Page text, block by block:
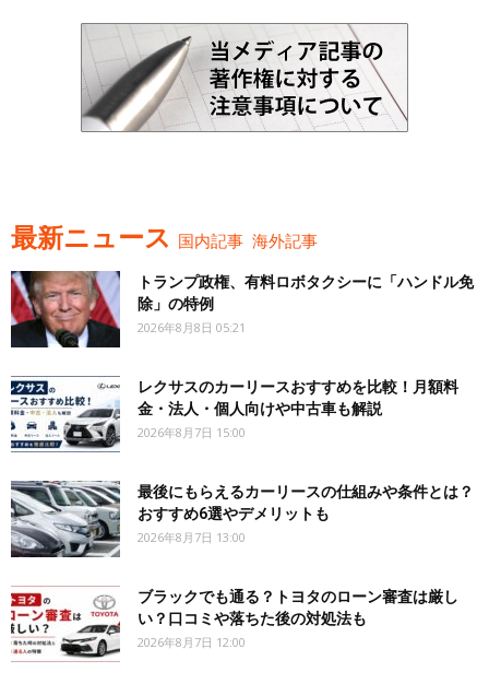
最新ニュース 国内記事 海外記事
トランプ政権、有料ロボタクシーに「ハンドル免
除」の特例
2026年8月8日 05:21
レクサスのカーリースおすすめを比較！月額料
金・法人・個人向けや中古車も解説
2026年8月7日 15:00
最後にもらえるカーリースの仕組みや条件とは？
おすすめ6選やデメリットも
2026年8月7日 13:00
ブラックでも通る？トヨタのローン審査は厳し
い？口コミや落ちた後の対処法も
2026年8月7日 12:00